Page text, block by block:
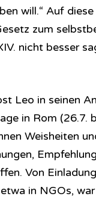
will.“ Auf
zum
nicht besser
Leo in seinen
in Rom (26.7.
Weisheiten
Von
in NGOs,